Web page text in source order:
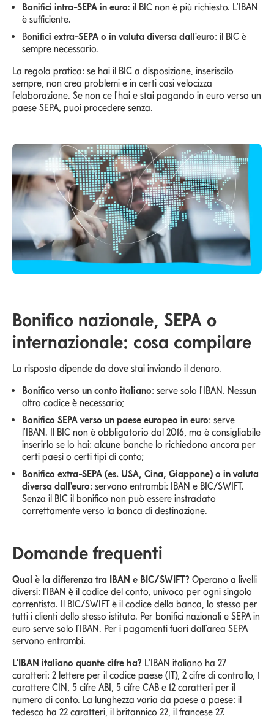
Bonifici intra-SEPA in euro: il BIC non è più richiesto. L'IBAN
è sufficiente.
Bonifici extra-SEPA o in valuta diversa dall'euro: il BIC è
sempre necessario.
La regola pratica: se hai il BIC a disposizione, inseriscilo
sempre, non crea problemi e in certi casi velocizza
l'elaborazione. Se non ce l'hai e stai pagando in euro verso un
paese SEPA, puoi procedere senza.
Bonifico nazionale, SEPA o
internazionale: cosa compilare
La risposta dipende da dove stai inviando il denaro.
Bonifico verso un conto italiano: serve solo l'IBAN. Nessun
altro codice è necessario;
Bonifico SEPA verso un paese europeo in euro: serve
l'IBAN. Il BIC non è obbligatorio dal 2016, ma è consigliabile
inserirlo se lo hai: alcune banche lo richiedono ancora per
certi paesi o certi tipi di conto;
Bonifico extra-SEPA (es. USA, Cina, Giappone) o in valuta
diversa dall'euro: servono entrambi: IBAN e BIC/SWIFT.
Senza il BIC il bonifico non può essere instradato
correttamente verso la banca di destinazione.
Domande frequenti
Qual è la differenza tra IBAN e BIC/SWIFT? Operano a livelli
diversi: l'IBAN è il codice del conto, univoco per ogni singolo
correntista. Il BIC/SWIFT è il codice della banca, lo stesso per
tutti i clienti dello stesso istituto. Per bonifici nazionali e SEPA in
euro serve solo l'IBAN. Per i pagamenti fuori dall'area SEPA
servono entrambi.
L'IBAN italiano quante cifre ha? L'IBAN italiano ha 27
caratteri: 2 lettere per il codice paese (IT), 2 cifre di controllo, 1
carattere CIN, 5 cifre ABI, 5 cifre CAB e 12 caratteri per il
numero di conto. La lunghezza varia da paese a paese: il
tedesco ha 22 caratteri, il britannico 22, il francese 27.